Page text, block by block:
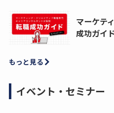
マーケテ
成功ガイ
もっと見る
イベント・セミナー